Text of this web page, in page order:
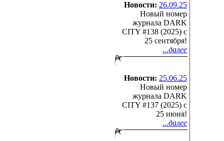
Новости: 26.09.25
Новый номер
журнала DARK
CITY #138 (2025) c
25 сентября!
...далее
Новости: 25.06.25
Новый номер
журнала DARK
CITY #137 (2025) c
25 июня!
...далее